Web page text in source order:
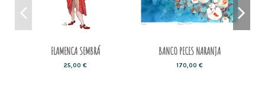
FLAMENCA SEMBRÁ
25,00 €
BANCO PECES NARANJA
170,00 €